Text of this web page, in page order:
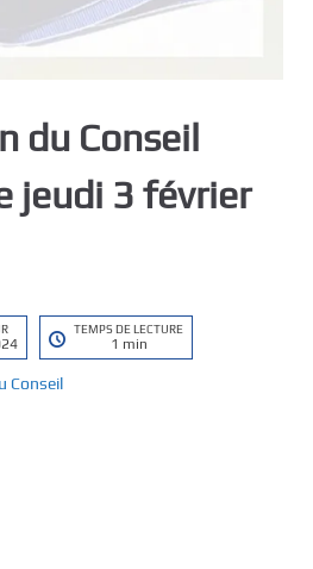
du Conseil
jeudi 3 février
TEMPS DE LECTURE
1 min
Conseil